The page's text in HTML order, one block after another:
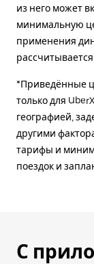
из него может
минимальную
применения
*Приведённые
только для
географией,
другими
тарифы и
поездок и
С